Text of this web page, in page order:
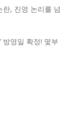
란, 진영 논리를 넘
방영일 확정! 몇부